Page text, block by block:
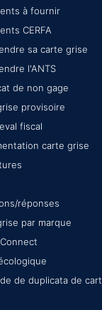
à fournir
CERFA
sa carte grise
l'ANTS
de non gage
provisoire
fiscal
carte grise
réponses
par marque
de duplicata de